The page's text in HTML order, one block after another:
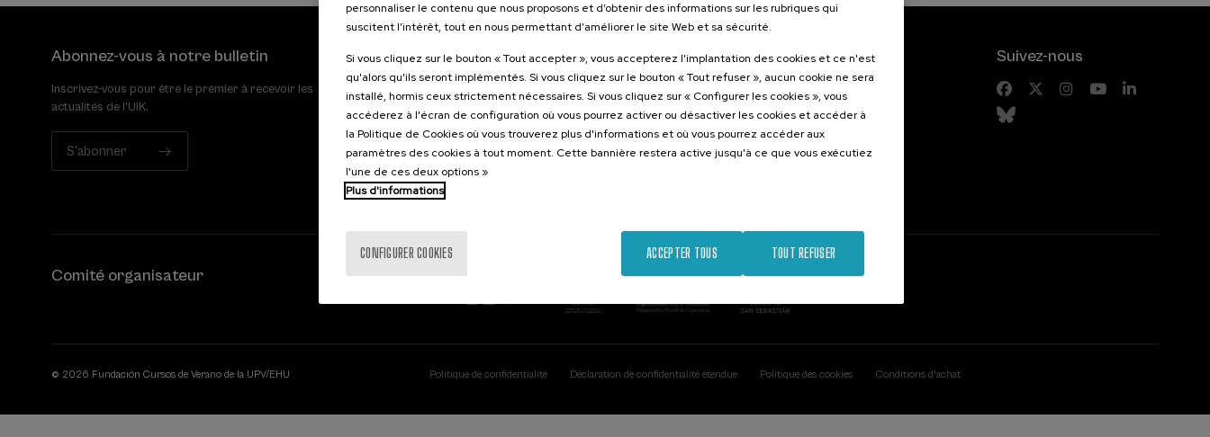
Abonnez-vous à notre bulletin
Inscrivez-vous pour être le premier à recevoir les
actualités de l'UIK.
S'abonner
Contact
20007 Donostia / San Sebastián
Contactez-nous!
Intéressant...
Activités précédentes
Suivez-nous
Comité organisateur
© 2026 Fundación Cursos de Verano de la UPV/EHU Politique de confidentialité Déclaration de confidentialité étendue Politique des cookies Conditions d'achat
personnaliser le contenu que nous proposons et d’obtenir des informations sur les rubriques qui
suscitent l’intérêt, tout en nous permettant d’améliorer le site Web et sa sécurité.
Si vous cliquez sur le bouton « Tout accepter », vous accepterez l'implantation des cookies et ce n'est
qu'alors qu'ils seront implémentés. Si vous cliquez sur le bouton « Tout refuser », aucun cookie ne sera
installé, hormis ceux strictement nécessaires. Si vous cliquez sur « Configurer les cookies », vous
accéderez à l'écran de configuration où vous pourrez activer ou désactiver les cookies et accéder à
la Politique de Cookies où vous trouverez plus d'informations et où vous pourrez accéder aux
paramètres des cookies à tout moment. Cette bannière restera active jusqu'à ce que vous exécutiez
l'une de ces deux options »
Plus d'informations
CONFIGURER COOKIES TOUT REFUSER
ACCEPTER TOUS